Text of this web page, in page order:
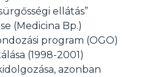
ellátás”
(Medicina Bp.)
program (OGO)
(1998-2001)
azonban